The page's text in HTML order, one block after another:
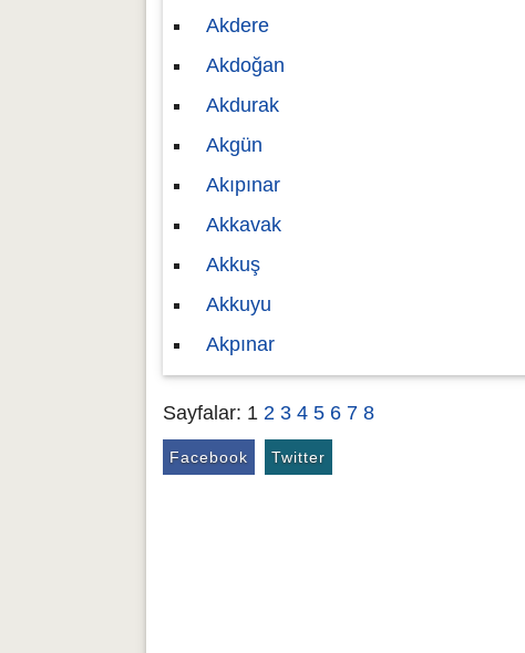
Akdere
Akdoğan
Akdurak
Akgün
Akıpınar
Akkavak
Akkuş
Akkuyu
Akpınar
Sayfalar: 1 2 3 4 5 6 7 8
Facebook Twitter